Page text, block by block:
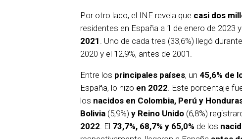
Por otro lado, el INE revela que casi dos
residentes en España a 1 de enero de 2023 y
2021 . Uno de cada tres (33,6%) llegó
2020 y el 12,9%, antes de 2001.
Entre los principales países, un 45,6% de
España, lo hizo en 2022. Este porcentaje
los nacidos en Colombia, Perú y
Bolivia (5,9%) y Reino Unido (6,8%)
2022. El 73,7%, 68,7% y 65,0% de los